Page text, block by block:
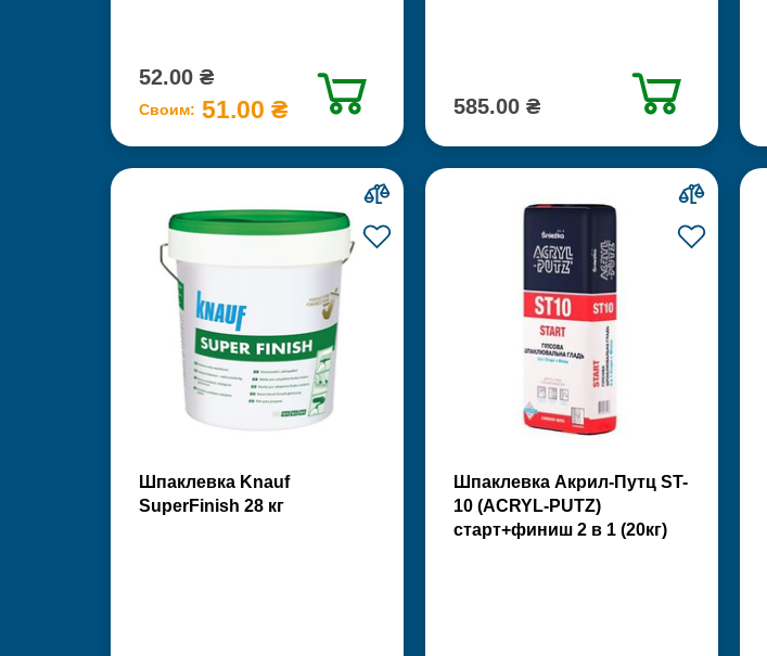
52.00 ₴
Своим: 51.00 ₴ 585.00 ₴
Шпаклевка Knauf
SuperFinish 28 кг
Шпаклевка Акрил-Путц ST-
10 (ACRYL-PUTZ)
старт+финиш 2 в 1 (20кг)